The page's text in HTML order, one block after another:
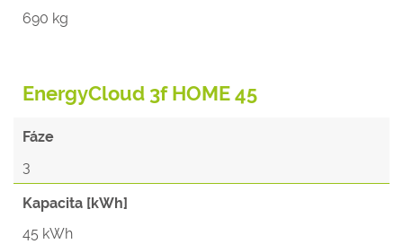
690 kg
EnergyCloud 3f HOME 45
Fáze
3
Kapacita [kWh]
45 kWh